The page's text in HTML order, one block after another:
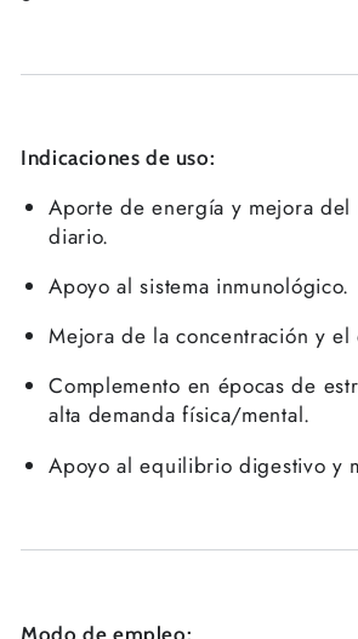
Indicaciones de uso:
Aporte de energía y mejora del
diario.
Apoyo al sistema inmunológico.
Mejora de la concentración y el
Complemento en épocas de
alta demanda física/mental.
Apoyo al equilibrio digestivo y
Modo de empleo: